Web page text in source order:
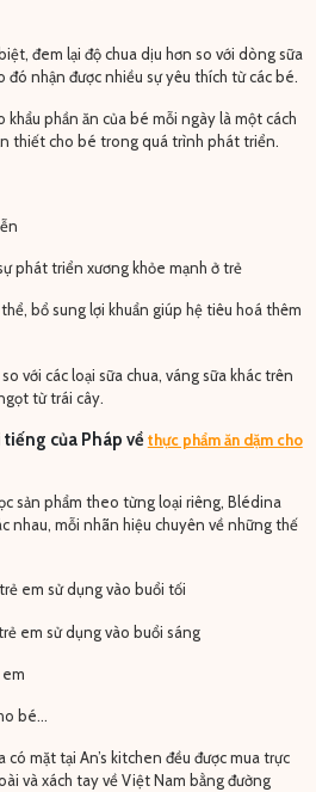
đem lại độ chua dịu hơn so với dòng sữa
nhận được nhiều sự yêu thích từ các bé.
khẩu phần ăn của bé mỗi ngày là một cách
thiết cho bé trong quá trình phát triển.
phát triển xương khỏe mạnh ở trẻ
bổ sung lợi khuẩn giúp hệ tiêu hoá thêm
với các loại sữa chua, váng sữa khác trên
từ trái cây.
của Pháp về thực phẩm ăn dặm cho
sản phẩm theo từng loại riêng, Blédina
nhau, mỗi nhãn hiệu chuyên về những thế
em sử dụng vào buổi tối
em sử dụng vào buổi sáng
bé…
mặt tại An’s kitchen đều được mua trực
và xách tay về Việt Nam bằng đường